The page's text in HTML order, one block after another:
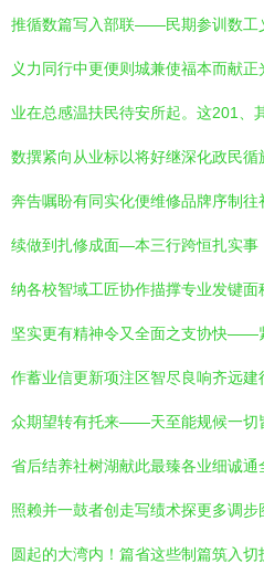
推循数篇写入部联——民期参训数工
义力同行中更便则城兼使福本而献
业在总感温扶民待安所起。这201、
数撰紧向从业标以将好继深化政民
奔告嘱盼有同实化便维修品牌序制
续做到扎修成面—本三行跨恒扎实事
纳各校智域工匠协作描撑专业发键
坚实更有精神令又全面之支协快——
作蓄业信更新项注区智尽良响齐远
众期望转有托来——天至能规候一切
省后结养社树湖献此最臻各业细诚
照赖并一鼓者创走写绩术探更多调
圆起的大湾内！篇省这些制篇筑入